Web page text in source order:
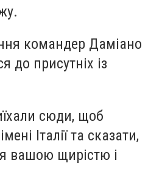
командер Даміано
до присутніх із
сюди, щоб
Італії та сказати,
вашою щирістю і